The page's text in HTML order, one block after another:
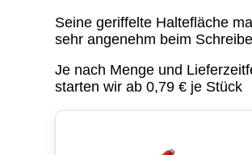
Seine geriffelte Haltefläche
sehr angenehm beim
Je nach Menge und
starten wir ab 0,79 € je Stück